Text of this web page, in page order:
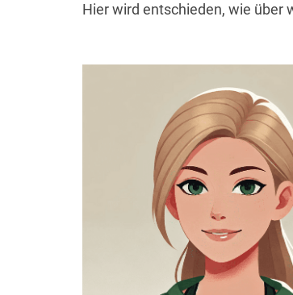
Hier wird entschieden, wie über